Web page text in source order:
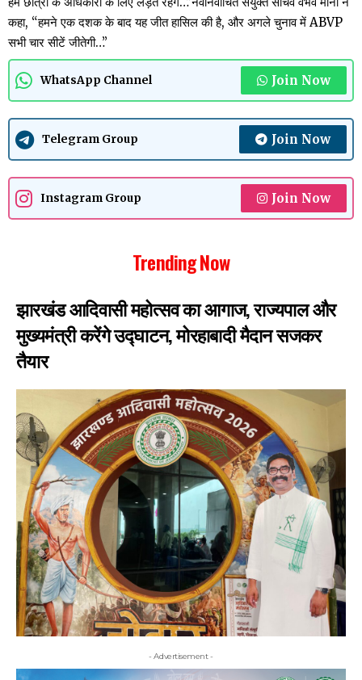
कहा, “हमने एक दशक के बाद यह जीत हासिल की है, और अगले चुनाव में ABVP
सभी चार सीटें जीतेगी…”
WhatsApp Channel Join Now
Telegram Group Join Now
Instagram Group Join Now
Trending Now
झारखंड आदिवासी महोत्सव का आगाज, राज्यपाल और
मुख्यमंत्री करेंगे उद्घाटन, मोरहाबादी मैदान सजकर
तैयार
- Advertisement -